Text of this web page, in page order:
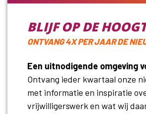
BLIJF OP DE
ONTVANG 4X PER JAAR DE
Een uitnodigende omgeving
Ontvang ieder kwartaal onze
met informatie en inspiratie
vrijwilligerswerk en wat wij
Je weet beter waar je jongeren
je met hen in contact komt.
Je laat je inspireren door
andere organisaties.
zichtbaarder en aantrekkelijker
jongeren.